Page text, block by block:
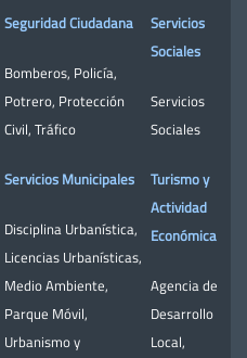
Seguridad Ciudadana
Bomberos, Policía,
Potrero, Protección
Civil, Tráfico
Servicios Municipales
Disciplina Urbanística,
Licencias Urbanísticas,
Medio Ambiente,
Parque Móvil,
Urbanismo y
Servicios
Sociales
Servicios
Sociales
Turismo y
Actividad
Económica
Agencia de
Desarrollo
Local,